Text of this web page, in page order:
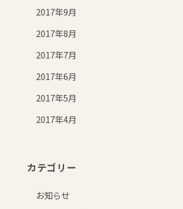
2017年9月
2017年8月
2017年7月
2017年6月
2017年5月
2017年4月
カテゴリー
お知らせ